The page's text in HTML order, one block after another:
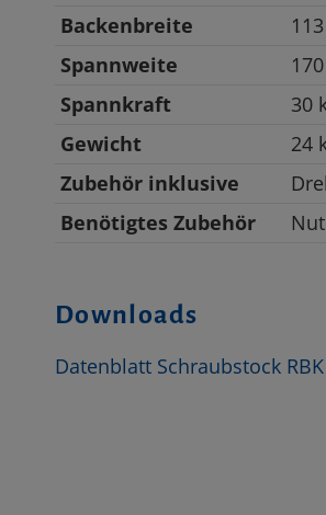
Backenbreite
Spannweite
Spannkraft
30
Gewicht
24
Zubehör inklusive
Benötigtes Zubehör
Downloads
Datenblatt Schraubstock